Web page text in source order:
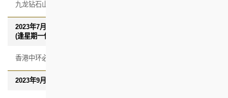
九龙钻石山荷里活广场一楼明星广场
2023年7月19日至8月6日
(逢星期一休馆)
香港中环必列者士街2号香港新闻博览馆一楼
2023年9月11日至9月21日